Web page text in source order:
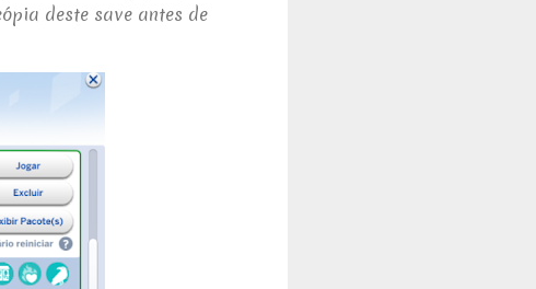
deste save antes de